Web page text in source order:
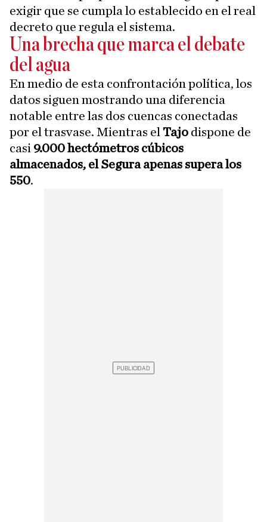
exigir que se cumpla lo establecido en el real
decreto que regula el sistema.
Una brecha que marca el debate
del agua
En medio de esta confrontación política, los
datos siguen mostrando una diferencia
notable entre las dos cuencas conectadas
por el trasvase. Mientras el Tajo dispone de
casi 9.000 hectómetros cúbicos
almacenados, el Segura apenas supera los
550.